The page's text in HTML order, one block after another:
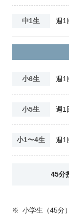
中1生 週1
小6生 週1
小5生 週1
小1〜4生 週1
45分
※
小学生（45分